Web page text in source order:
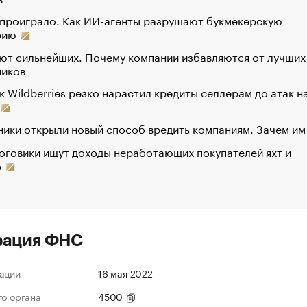
Как ИИ-агенты разрушают букмекерскую
сильнейших. Почему компании избавляются от лучших
Wildberries резко нарастил кредиты селлерам до атак
открыли новый способ вредить компаниям. Зачем
ищут доходы неработающих покупателей яхт и
ФНС
16 мая 2022
органа
4500